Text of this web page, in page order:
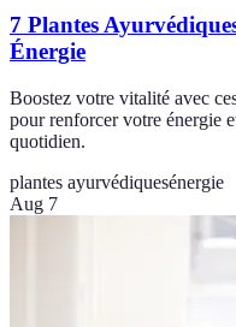
7 Plantes
Énergie
Boostez votre vitalité avec
pour renforcer votre énergie
quotidien.
plantes ayurvédiquesénergie
Aug 7